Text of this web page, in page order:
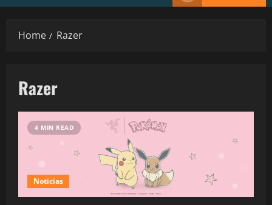
Home Razer
Razer
4 MIN READ
Noticias